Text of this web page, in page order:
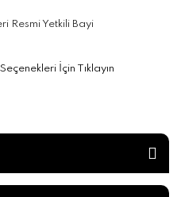
Resmi Yetkili Bayi
İçin Tıklayın